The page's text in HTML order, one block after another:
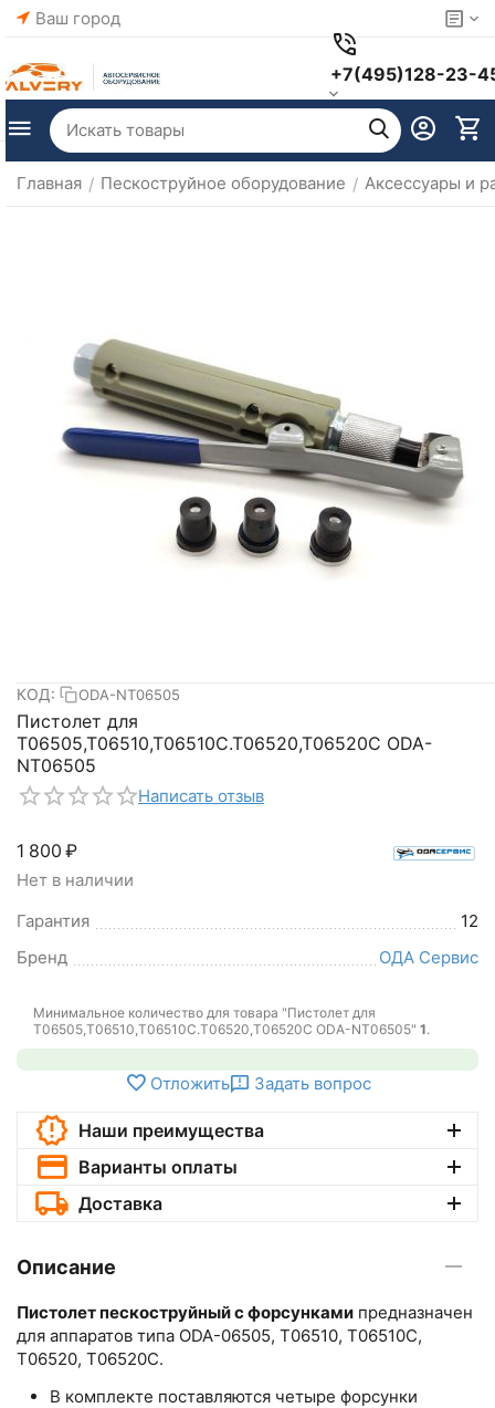
Ваш город
+7(495)128-23-
Главная / Пескоструйное оборудование / Аксессуары и
КОД: ODA-NT06505
Пистолет для
T06505,T06510,T06510C.T06520,T06520C ODA-
NT06505
Написать отзыв
1 800 ₽
Нет в наличии
Гарантия
12
Бренд
ОДА Сервис
Минимальное количество для товара "Пистолет для
T06505,T06510,T06510C.T06520,T06520C ODA-NT06505" 1.
Отложить Задать вопрос
Наши преимущества
Варианты оплаты
Доставка
Описание
Пистолет пескоструйный с форсунками предназначен
для аппаратов типа ODA-06505, T06510, T06510C,
T06520, T06520C.
В комплекте поставляются четыре форсунки